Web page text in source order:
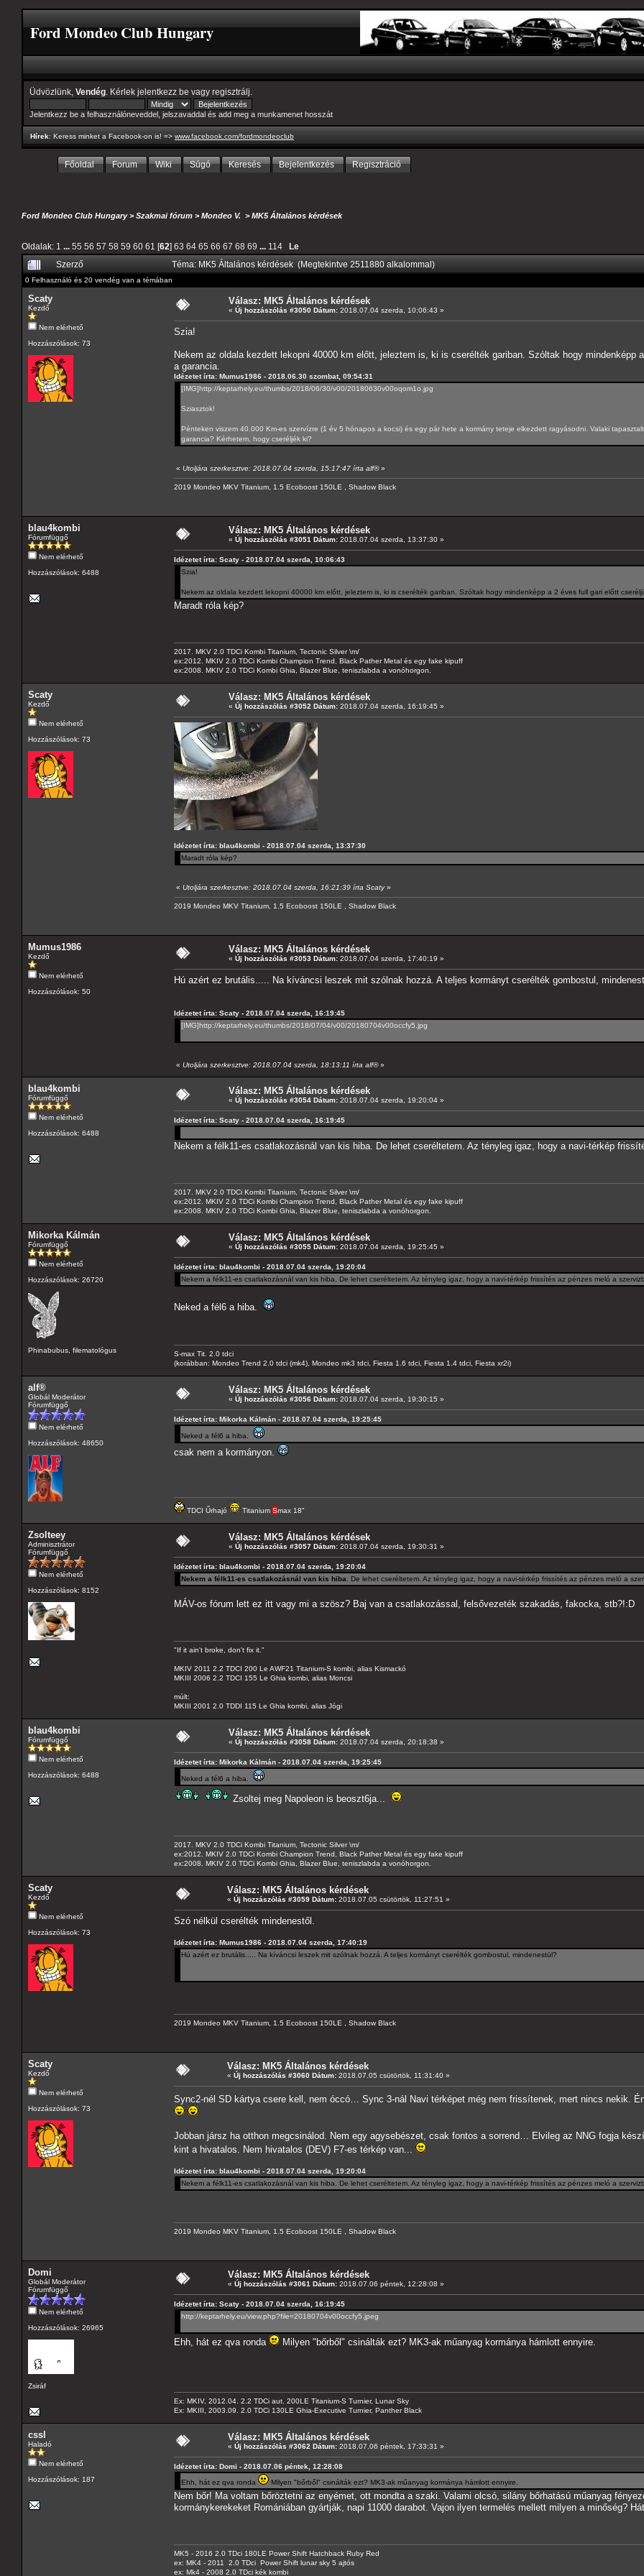
Ford Mondeo Club Hungary
Üdvözlünk, Vendég . Kérlek jelentkezz be vagy regisztrálj
Jelentkezz be a felhasználóneveddel, jelszavaddal és add meg a munkamenet hosszát
Hírek: Keress minket a Facebook-on is! => www.facebook.com/fordmondeoclub
Főoldal Forum Wiki Súgó Keresés Bejelentkezés Regisztráció
Ford Mondeo Club Hungary>Szakmai fórum >Mondeo V. >MK5 Általános kérdések
Oldalak: 1 ... 55 56 57 58 59 60 61 [62] 63 64 65 66 67 68 69 ... 114 Le
Szerző Téma: MK5 Általános kérdések (Megtekintve 2511880 alkalommal)
0 Felhasználó és 20 vendég van a témában
Scaty
Kezdő
Nem elérhető
Hozzászólások: 73
Válasz: MK5 Általános kérdések
« Új hozzászólás #3050 Dátum: 2018.07.04 szerda, 10:06:43 »
Szia!
Nekem az oldala kezdett lekopni 40000 km előtt, jeleztem is, ki is cserélték gariban. Szóltak hogy
a garancia.
Idézetet írta: Mumus1986 - 2018.06.30 szombat, 09:54:31
[IMG]http://keptarhely.eu/thumbs/2018/06/30/v00/20180630v00oqom1o.jpg
Sziasztok!
Pénteken viszem 40.000 Km-es szervízre (1 év 5 hónapos a kocsi) és egy pár hete a kormány teteje elkezdett ragyásodni. Valaki
garancia? Kérhetem, hogy cseréljék ki?
« Utoljára szerkesztve: 2018.07.04 szerda, 15:17:47 írta alf®»
2019 Mondeo MKV Titanium, 1.5 Ecoboost 150LE , Shadow Black
blau4kombi
Fórumfüggő
Nem elérhető
Hozzászólások: 6488
Válasz: MK5 Általános kérdések
« Új hozzászólás #3051 Dátum: 2018.07.04 szerda, 13:37:30 »
Idézetet írta: Scaty - 2018.07.04 szerda, 10:06:43
Szia!
Nekem az oldala kezdett lekopni 40000 km előtt, jeleztem is, ki is cserélték gariban. Szóltak hogy mindenképp a 2 éves full gari előtt
Maradt róla kép?
2017. MKV 2.0 TDCi Kombi Titanium, Tectonic Silver \m/
ex:2012. MKIV 2.0 TDCi Kombi Champion Trend, Black Pather Metal és egy fake kipuff
ex:2008. MKIV 2.0 TDCi Kombi Ghia, Blazer Blue, teniszlabda a vonóhorgon.
Scaty
Kezdő
Nem elérhető
Hozzászólások: 73
Válasz: MK5 Általános kérdések
« Új hozzászólás #3052 Dátum: 2018.07.04 szerda, 16:19:45 »
Idézetet írta: blau4kombi - 2018.07.04 szerda, 13:37:30
Maradt róla kép?
« Utoljára szerkesztve: 2018.07.04 szerda, 16:21:39 írta Scaty»
2019 Mondeo MKV Titanium, 1.5 Ecoboost 150LE , Shadow Black
Mumus1986
Kezdő
Nem elérhető
Hozzászólások: 50
Válasz: MK5 Általános kérdések
« Új hozzászólás #3053 Dátum: 2018.07.04 szerda, 17:40:19 »
Hú azért ez brutális..... Na kíváncsi leszek mit szólnak hozzá. A teljes kormányt cserélték gombostul,
Idézetet írta: Scaty - 2018.07.04 szerda, 16:19:45
[IMG]http://keptarhely.eu/thumbs/2018/07/04/v00/20180704v00occfy5.jpg
« Utoljára szerkesztve: 2018.07.04 szerda, 18:13:11 írta alf®»
blau4kombi
Fórumfüggő
Nem elérhető
Hozzászólások: 6488
Válasz: MK5 Általános kérdések
« Új hozzászólás #3054 Dátum: 2018.07.04 szerda, 19:20:04 »
Idézetet írta: Scaty - 2018.07.04 szerda, 16:19:45
Nekem a félk11-es csatlakozásnál van kis hiba. De lehet cseréltetem. Az tényleg igaz, hogy a navi-térkép
2017. MKV 2.0 TDCi Kombi Titanium, Tectonic Silver \m/
ex:2012. MKIV 2.0 TDCi Kombi Champion Trend, Black Pather Metal és egy fake kipuff
ex:2008. MKIV 2.0 TDCi Kombi Ghia, Blazer Blue, teniszlabda a vonóhorgon.
Mikorka Kálmán
Fórumfüggő
Nem elérhető
Hozzászólások: 26720
Phinabubus, filematológus
Válasz: MK5 Általános kérdések
« Új hozzászólás #3055 Dátum: 2018.07.04 szerda, 19:25:45 »
Idézetet írta: blau4kombi - 2018.07.04 szerda, 19:20:04
Nekem a félk11-es csatlakozásnál van kis hiba. De lehet cseréltetem. Az tényleg igaz, hogy a navi-térkép frissítés az pénzes meló a
Neked a fél6 a hiba.
S-max Tit. 2.0 tdci
(korábban: Mondeo Trend 2.0 tdci (mk4), Mondeo mk3 tdci, Fiesta 1.6 tdci, Fiesta 1.4 tdci, Fiesta xr2i)
alf®
Globál Moderátor
Fórumfüggő
Nem elérhető
Hozzászólások: 48650
Válasz: MK5 Általános kérdések
« Új hozzászólás #3056 Dátum: 2018.07.04 szerda, 19:30:15 »
Idézetet írta: Mikorka Kálmán - 2018.07.04 szerda, 19:25:45
Neked a fél6 a hiba.
csak nem a kormányon.
TDCI Űrhajó Titanium Smax 18"
Zsolteey
Adminisztrátor
Fórumfüggő
Nem elérhető
Hozzászólások: 8152
Válasz: MK5 Általános kérdések
« Új hozzászólás #3057 Dátum: 2018.07.04 szerda, 19:30:31 »
Idézetet írta: blau4kombi - 2018.07.04 szerda, 19:20:04
Nekem a félk11-es csatlakozásnál van kis hiba.
De lehet cseréltetem. Az tényleg igaz, hogy a navi-térkép frissítés az pénzes meló a
MÁV-os fórum lett ez itt vagy mi a szösz? Baj van a csatlakozással, felsővezeték szakadás, fakocka, stb?!:D
"If it ain't broke, don't fix it."
MKIV 2011 2.2 TDCI 200 Le AWF21 Titanium-S kombi, alias Kismackó
MKIII 2006 2.2 TDCI 155 Le Ghia kombi, alias Moncsi
múlt:
MKIII 2001 2.0 TDDI 115 Le Ghia kombi, alias Jógi
blau4kombi
Fórumfüggő
Nem elérhető
Hozzászólások: 6488
Válasz: MK5 Általános kérdések
« Új hozzászólás #3058 Dátum: 2018.07.04 szerda, 20:18:38 »
Idézetet írta: Mikorka Kálmán - 2018.07.04 szerda, 19:25:45
Neked a fél6 a hiba.
Zsoltej meg Napoleon is beoszt6ja...
2017. MKV 2.0 TDCi Kombi Titanium, Tectonic Silver \m/
ex:2012. MKIV 2.0 TDCi Kombi Champion Trend, Black Pather Metal és egy fake kipuff
ex:2008. MKIV 2.0 TDCi Kombi Ghia, Blazer Blue, teniszlabda a vonóhorgon.
Scaty
Kezdő
Nem elérhető
Hozzászólások: 73
Válasz: MK5 Általános kérdések
« Új hozzászólás #3059 Dátum: 2018.07.05 csütörtök, 11:27:51 »
Szó nélkül cserélték mindenestől.
Idézetet írta: Mumus1986 - 2018.07.04 szerda, 17:40:19
Hú azért ez brutális..... Na kíváncsi leszek mit szólnak hozzá. A teljes kormányt cserélték gombostul, mindenestül?
2019 Mondeo MKV Titanium, 1.5 Ecoboost 150LE , Shadow Black
Scaty
Kezdő
Nem elérhető
Hozzászólások: 73
Válasz: MK5 Általános kérdések
« Új hozzászólás #3060 Dátum: 2018.07.05 csütörtök, 11:31:40 »
Sync2-nél SD kártya csere kell, nem óccó… Sync 3-nál Navi térképet még nem frissítenek, mert nincs nekik.
Jobban jársz ha otthon megcsinálod. Nem egy agysebészet, csak fontos a sorrend… Elvileg az NNG fogja
kint a hivatalos. Nem hivatalos (DEV) F7-es térkép van...
Idézetet írta: blau4kombi - 2018.07.04 szerda, 19:20:04
Nekem a félk11-es csatlakozásnál van kis hiba. De lehet cseréltetem. Az tényleg igaz, hogy a navi-térkép frissítés az pénzes meló a
2019 Mondeo MKV Titanium, 1.5 Ecoboost 150LE , Shadow Black
Domi
Globál Moderátor
Fórumfüggő
Nem elérhető
Hozzászólások: 26965
Zsiráf
Válasz: MK5 Általános kérdések
« Új hozzászólás #3061 Dátum: 2018.07.06 péntek, 12:28:08 »
Idézetet írta: Scaty - 2018.07.04 szerda, 16:19:45
http://keptarhely.eu/view.php?file=20180704v00occfy5.jpeg
Ehh, hát ez qva ronda Milyen "bőrből" csinálták ezt? MK3-ak műanyag kormánya hámlott ennyire.
Ex: MKIV, 2012.04. 2.2 TDCi aut. 200LE Titanium-S Turnier, Lunar Sky
Ex: MKIII, 2003.09. 2.0 TDCi 130LE Ghia-Executive Turnier, Panther Black
cssl
Haladó
Nem elérhető
Hozzászólások: 187
Válasz: MK5 Általános kérdések
« Új hozzászólás #3062 Dátum: 2018.07.06 péntek, 17:33:31 »
Idézetet írta: Domi - 2018.07.06 péntek, 12:28:08
Ehh, hát ez qva ronda
Milyen "bőrből" csinálták ezt? MK3-ak műanyag kormánya hámlott ennyire.
Nem bőr! Ma voltam bőröztetni az enyémet, ott mondta a szaki. Valami olcsó, silány bőrhatású műanyag
kormánykerekeket Romániában gyártják, napi 11000 darabot. Vajon ilyen termelés mellett milyen a minőség?
MK5 - 2016 2.0 TDci 180LE Power Shift Hatchback Ruby Red
ex: MK4 - 2011 2.0 TDci Power Shift lunar sky 5 ajtós
ex: Mk4 - 2008 2.0 TDci kék kombi